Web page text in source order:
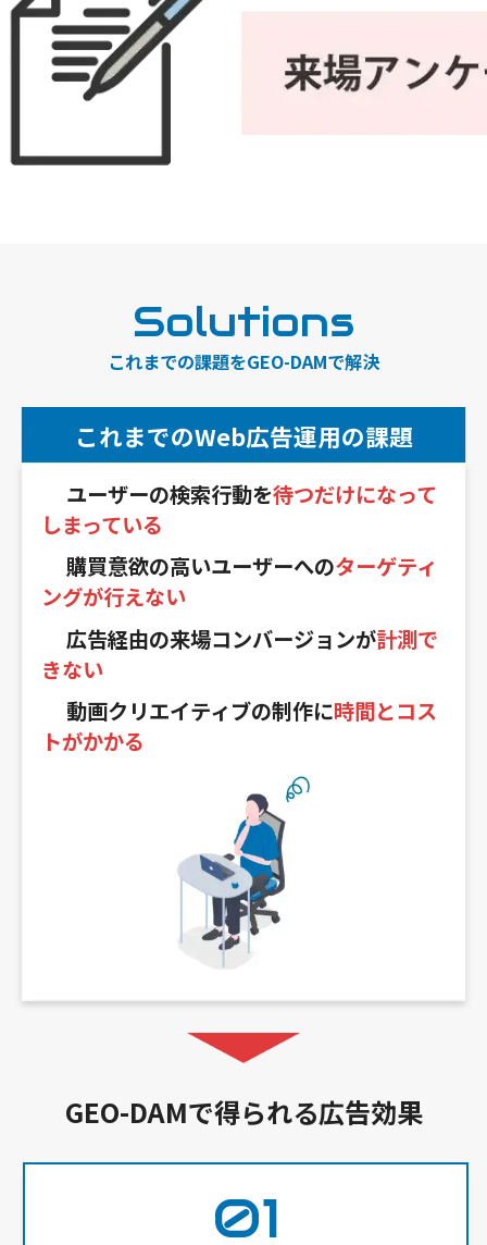
Solutions
これまでの課題をGEO-DAMで解決
これまでのWeb広告運用の課題
ユーザーの検索行動を待つだけになって
しまっている
購買意欲の高いユーザーへのターゲティ
ングが行えない
広告経由の来場コンバージョンが計測で
きない
動画クリエイティブの制作に時間とコス
トがかかる
GEO-DAMで得られる広告効果
01